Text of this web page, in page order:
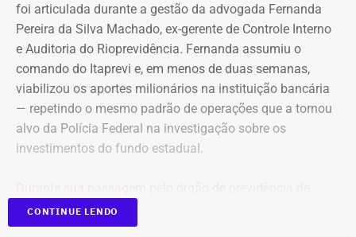
Declaração de bens de Alex Melim em 2026 — Foto:
Reprodução/Divulgacand
foi articulada durante a gestão da advogada Fernanda
Pereira da Silva Machado, ex-gerente de Controle Interno
e Auditoria do Rioprevidência. Fernanda assumiu o
comando do Itaprevi e, em menos de duas semanas,
viabilizou os aportes milionários na instituição bancária
— repetindo o mesmo padrão de operações que a tornou
alvo da Polícia Federal na investigação sobre os
investimentos do fundo estadual.
Itaguaí, a ex-gerente do Rioprevidência também
para a estrutura interna o ex-policial federal Jayme Alves
CONTINUE LENDO